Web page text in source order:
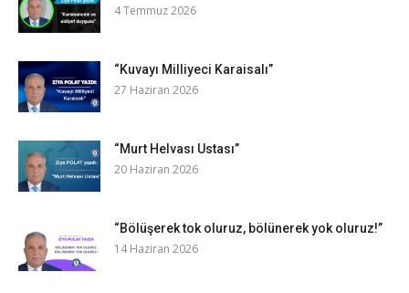
4 Temmuz 2026
“Kuvayı Milliyeci Karaisalı”
27 Haziran 2026
“Murt Helvası Ustası”
20 Haziran 2026
“Bölüşerek tok oluruz, bölünerek yok oluruz!”
14 Haziran 2026